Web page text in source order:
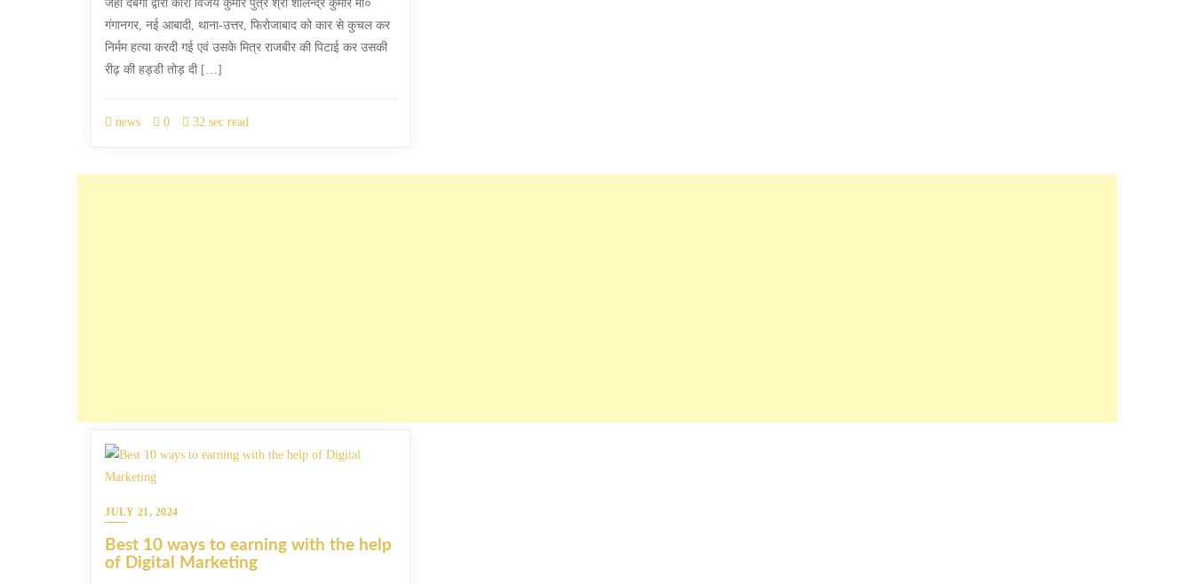
जहां दंबगों द्वारा कोरी विजय कुमार पुत्र श्री शीलेन्द्र कुमार मो०
गंगानगर, नई आबादी, थाना-उत्तर, फिरोजाबाद को कार से कुचल कर
निर्मम हत्या करदी गई एवं उसके मित्र राजबीर की पिटाई कर उसकी
रीढ़ की हड्डी तोड़ दी […]
news 0 32 sec read
JULY 21, 2024
Best 10 ways to earning with the help
of Digital Marketing